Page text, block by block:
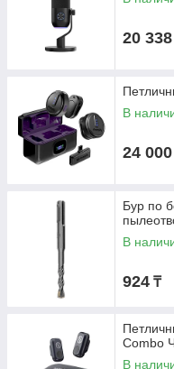
20 338
В
24 000
Бур по
В
924 ₸
Combo
В